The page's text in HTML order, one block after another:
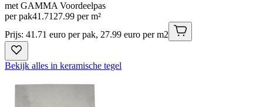
met GAMMA Voordeelpas
per pak41.7127.99 per m²
Prijs: 41.71 euro per pak, 27.99 euro per m2
Bekijk alles in keramische tegel